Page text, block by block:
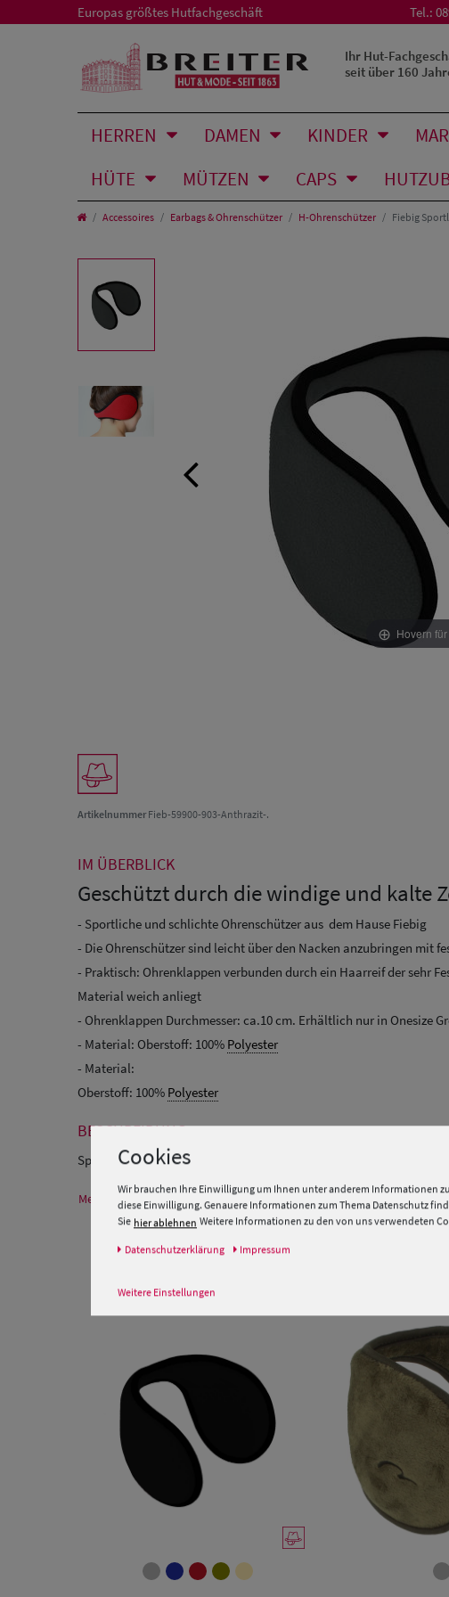
Europas größtes Hutfachgeschäft Tel.:
Ihr Hut-
seit über 160
HERREN DAMEN KINDER
HÜTE
MÜTZEN CAPS
Accessoires Earbags & Ohrenschützer H-Ohrenschützer Fiebig
Hovern
ArtikelnummerFieb-59900-903-Anthrazit-.
IM ÜBERBLICK
Geschützt durch die windige und kalte
- Sportliche und schlichte Ohrenschützer aus dem Hause Fiebig
- Die Ohrenschützer sind leicht über den Nacken anzubringen mit
- Praktisch: Ohrenklappen verbunden durch ein Haarreif der sehr
Material weich anliegt
- Ohrenklappen Durchmesser: ca.10 cm. Erhältlich nur in Onesize
- Material: Oberstoff: 100% Polyester
- Material:
Oberstoff: 100% Polyester
BESCHREIBUNG
Sportliche Ohrenschützer Unisex/Warm von Fiebig
Mehr Informationen zum Hersteller und EU Verantwortlichen »
Cookies
Wir brauchen Ihre Einwilligung um Ihnen unter anderem Informationen
diese Einwilligung. Genauere Informationen zum Thema Datenschutz
Sie hier ablehnen Weitere Informationen zu den von uns verwendeten
Daten­schutz­erklärung Impressum
Weitere Einstellungen